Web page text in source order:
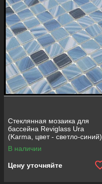
Стеклянная мозаика для
бассейна Reviglass Ura
(Karma, цвет - светло-синий)
В наличии
Цену уточняйте